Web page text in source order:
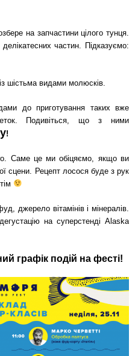
на запчастини цілого тунця.
частин. Підказуємо:
шістьма видами молюсків.
до приготування таких вже
Подивіться, що з ними
!
Саме це ми обіцяємо, якщо ви
сцени. Рецепт лосося буде з рук
джерело вітамінів і мінералів.
на суперстенді Alaska
графік подій на фесті!